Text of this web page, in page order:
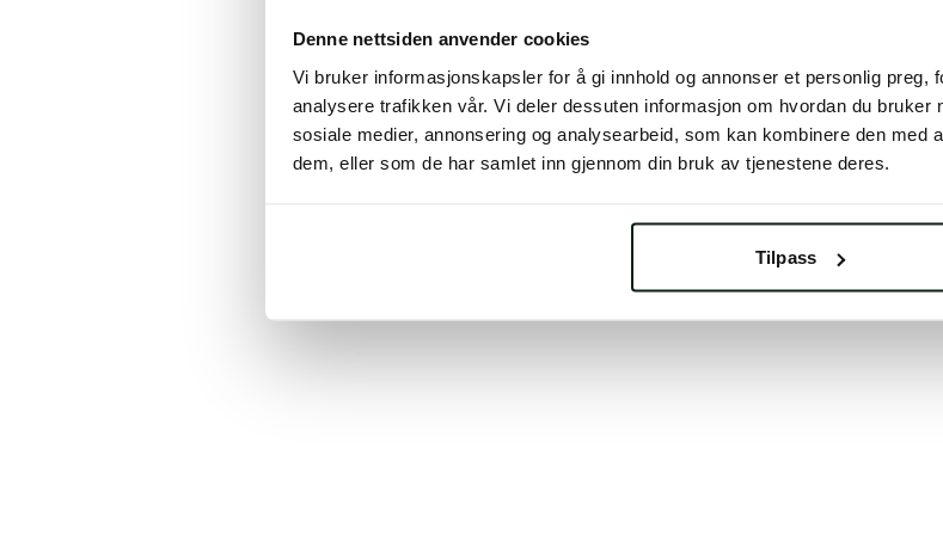
Denne nettsiden anvender cookies
Vi bruker informasjonskapsler for å gi innhold og annonser et personlig preg,
analysere trafikken vår. Vi deler dessuten informasjon om hvordan du bruker
sosiale medier, annonsering og analysearbeid, som kan kombinere den med
dem, eller som de har samlet inn gjennom din bruk av tjenestene deres.
Tilpass
try waiting a moment or reopening
Clearing your browser cache may also help
We apologize for the